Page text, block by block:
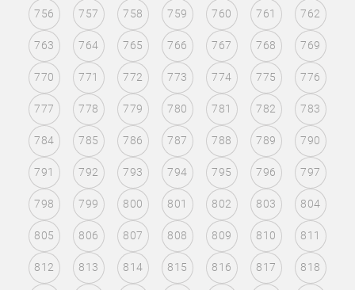
756 757 758 759 760 761 762
763 764 765 766 767 768 769
770 771 772 773 774 775 776
777 778 779 780 781 782 783
784 785 786 787 788 789 790
791 792 793 794 795 796 797
798 799 800 801 802 803 804
805 806 807 808 809 810 811
812 813 814 815 816 817 818